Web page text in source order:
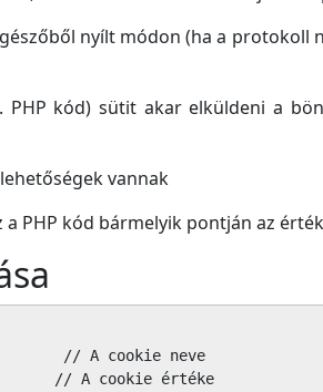
nyílt módon (ha a
kód) sütit akar elküldeni a
vannak
a PHP kód bármelyik pontján az
// A cookie neve
// A cookie értéke